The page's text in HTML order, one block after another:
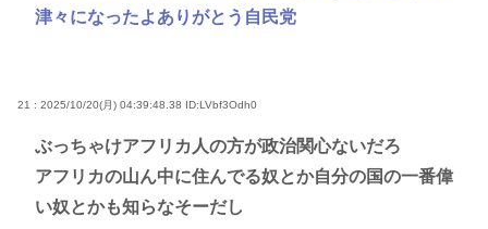
津々になったよありがとう自民党
21 : 2025/10/20(月) 04:39:48.38 ID:LVbf3Odh0
ぶっちゃけアフリカ人の方が政治関心ないだろ
アフリカの山ん中に住んでる奴とか自分の国の一番偉
い奴とかも知らなそーだし